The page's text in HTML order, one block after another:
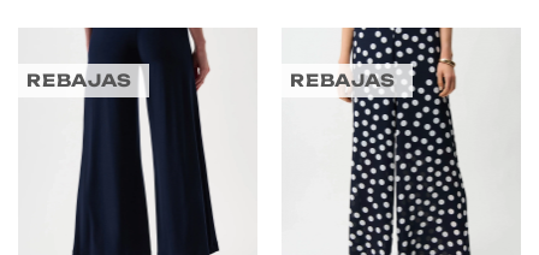
279,00 €. 195,30 €.
REBAJAS REBAJAS